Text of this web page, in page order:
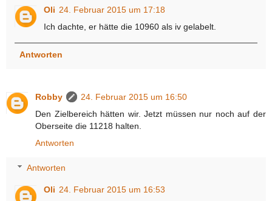
Oli 24. Februar 2015 um 17:18
Ich dachte, er hätte die 10960 als iv gelabelt.
Antworten
Robby
24. Februar 2015 um 16:50
Den Zielbereich hätten wir. Jetzt müssen nur noch auf der
Oberseite die 11218 halten.
Antworten
Antworten
Oli 24. Februar 2015 um 16:53